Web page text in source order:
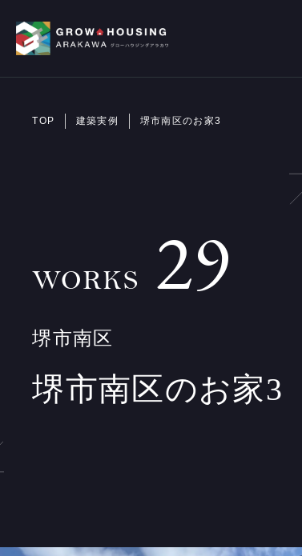
TOP 建築実例 堺市南区のお家3
WORKS 29
堺市南区
堺市南区のお家3